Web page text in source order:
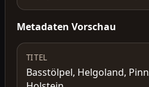
Metadaten Vorschau
TITEL
Basstölpel, Helgoland,